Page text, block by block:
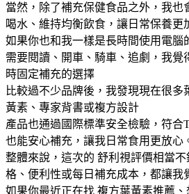
當然，除了補充保健食品之外，我也
喝水、維持均衡飲食，讓日常保養更
如果你也和我一樣是長時間使用電腦
需要閱讀、開車、騎車、追劇，我覺
時固定補充的選擇
比較過不少品牌後，我發現現在很多
黃素、專家背書或複方設計
產品也通過國際標準安全檢驗，符合
也能安心補充，讓我日常食用更放心
整體來說，這次的 舒利視評價相當
格、便利性或每日補充成本，都讓我
如果你最近正在找 複方葉黃素推薦